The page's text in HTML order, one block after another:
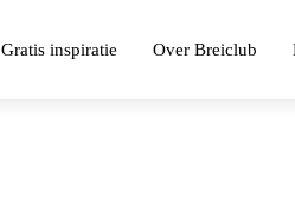
Gratis inspiratie Over Breiclub